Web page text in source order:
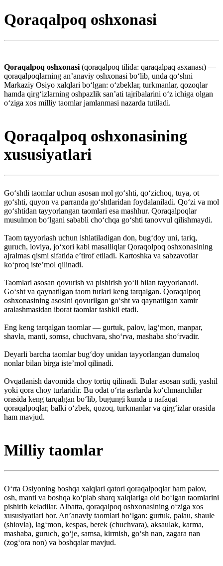
Qoraqalpoq oshxonasi
Qoraqalpoq oshxonasi (qoraqalpoq tilida: qaraqalpaq asxanası) —
qoraqalpoqlarning anʼanaviy oshxonasi boʻlib, unda qoʻshni
Markaziy Osiyo xalqlari boʻlgan: oʻzbeklar, turkmanlar, qozoqlar
hamda qirgʻizlarning oshpazlik sanʼati tajribalarini oʻz ichiga olgan
oʻziga xos milliy taomlar jamlanmasi nazarda tutiladi.
Qoraqalpoq oshxonasining
xususiyatlari
Goʻshtli taomlar uchun asosan mol goʻshti, qoʻzichoq, tuya, ot
goʻshti, quyon va parranda goʻshtlaridan foydalaniladi. Qoʻzi va mol
goʻshtidan tayyorlangan taomlari esa mashhur. Qoraqalpoqlar
musulmon boʻlgani sababli choʻchqa goʻshti tanovvul qilishmaydi.
Taom tayyorlash uchun ishlatiladigan don, bugʻdoy uni, tariq,
guruch, loviya, joʻxori kabi masalliqlar Qoraqolpoq oshxonasining
ajralmas qismi sifatida eʼtirof etiladi. Kartoshka va sabzavotlar
koʻproq isteʼmol qilinadi.
Taomlari asosan qovurish va pishirish yoʻli bilan tayyorlanadi.
Goʻsht va qaynatilgan taom turlari keng tarqalgan. Qoraqalpoq
oshxonasining asosini qovurilgan goʻsht va qaynatilgan xamir
aralashmasidan iborat taomlar tashkil etadi.
Eng keng tarqalgan taomlar — gurtuk, palov, lagʻmon, manpar,
shavla, manti, somsa, chuchvara, shoʻrva, mashaba shoʻrvadir.
Deyarli barcha taomlar bugʻdoy unidan tayyorlangan dumaloq
nonlar bilan birga isteʼmol qilinadi.
Ovqatlanish davomida choy tortiq qilinadi. Bular asosan sutli, yashil
yoki qora choy turlaridir. Bu odat oʻrta asrlarda koʻchmanchilar
orasida keng tarqalgan boʻlib, bugungi kunda u nafaqat
qoraqalpoqlar, balki oʻzbek, qozoq, turkmanlar va qirgʻizlar orasida
ham mavjud.
Milliy taomlar
Oʻrta Osiyoning boshqa xalqlari qatori qoraqalpoqlar ham palov,
osh, manti va boshqa koʻplab sharq xalqlariga oid boʻlgan taomlarini
pishirib keladilar. Albatta, qoraqalpoq oshxonasining oʻziga xos
xususiyatlari bor. Anʼanaviy taomlari boʻlgan: gurtuk, palau, shaule
(shiovla), lagʻmon, kespas, berek (chuchvara), aksaulak, karma,
mashaba, guruch, goʻje, samsa, kirmish, goʻsh nan, zagara nan
(zogʻora non) va boshqalar mavjud.